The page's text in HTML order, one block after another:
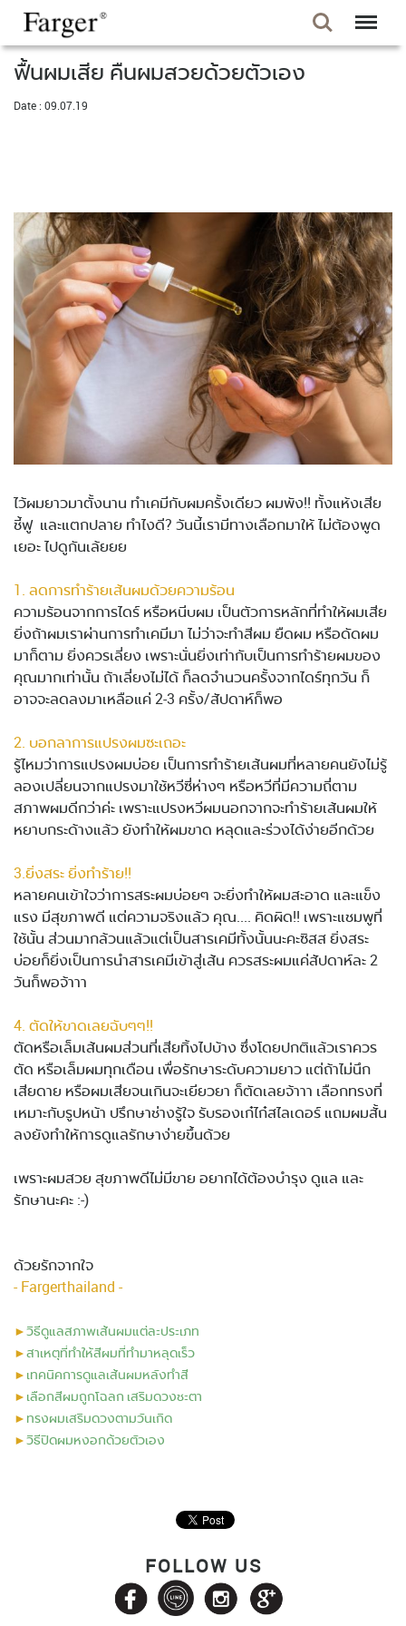
ฟื้นผมเสีย คืนผมสวยด้วยตัวเอง
Date : 09.07.19
ไว้ผมยาวมาตั้งนาน ทำเคมีกับผมครั้งเดียว ผมพัง!! ทั้งแห้งเสีย
ชี้ฟู และแตกปลาย ทำไงดี? วันนี้เรามีทางเลือกมาให้ ไม่ต้องพูด
เยอะ ไปดูกันเล้ยยย
1. ลดการทำร้ายเส้นผมด้วยความร้อน
ความร้อนจากการไดร์ หรือหนีบผม เป็นตัวการหลักที่ทำให้ผมเสีย
ยิ่งถ้าผมเราผ่านการทำเคมีมา ไม่ว่าจะทำสีผม ยืดผม หรือดัดผม
มาก็ตาม ยิ่งควรเลี่ยง เพราะนั่นยิ่งเท่ากับเป็นการทำร้ายผมของ
คุณมากเท่านั้น ถ้าเลี่ยงไม่ได้ ก็ลดจำนวนครั้งจากไดร์ทุกวัน ก็
อาจจะลดลงมาเหลือแค่ 2-3 ครั้ง/สัปดาห์ก็พอ
2. บอกลาการแปรงผมซะเถอะ
รู้ไหมว่าการแปรงผมบ่อย เป็นการทำร้ายเส้นผมที่หลายคนยังไม่รู้
ลองเปลี่ยนจากแปรงมาใช้หวีซี่ห่างๆ หรือหวีที่มีความถี่ตาม
สภาพผมดีกว่าค่ะ เพราะแปรงหวีผมนอกจากจะทำร้ายเส้นผมให้
หยาบกระด้างแล้ว ยังทำให้ผมขาด หลุดและร่วงได้ง่ายอีกด้วย
3.ยิ่งสระ ยิ่งทำร้าย!!
หลายคนเข้าใจว่าการสระผมบ่อยๆ จะยิ่งทำให้ผมสะอาด และแข็ง
แรง มีสุขภาพดี แต่ความจริงแล้ว คุณ.... คิดผิด!! เพราะแชมพูที่
ใช้นั้น ส่วนมากล้วนแล้วแต่เป็นสารเคมีทั้งนั้นนะคะซิสส ยิ่งสระ
บ่อยก็ยิ่งเป็นการนำสารเคมีเข้าสู่เส้น ควรสระผมแค่สัปดาห์ละ 2
วันก็พอจ้าาา
4. ตัดให้ขาดเลยฉับๆๆ!!
ตัดหรือเล็มเส้นผมส่วนที่เสียทิ้งไปบ้าง ซึ่งโดยปกติแล้วเราควร
ตัด หรือเล็มผมทุกเดือน เพื่อรักษาระดับความยาว แต่ถ้าไม่นึก
เสียดาย หรือผมเสียจนเกินจะเยียวยา ก็ตัดเลยจ้าาา เลือกทรงที่
เหมาะกับรูปหน้า ปรึกษาช่างรู้ใจ รับรองเก๋ไก๋สไลเดอร์ แถมผมสั้น
ลงยังทำให้การดูแลรักษาง่ายขึ้นด้วย
เพราะผมสวย สุขภาพดีไม่มีขาย อยากได้ต้องบำรุง ดูแล และ
รักษานะคะ :-)
ด้วยรักจากใจ
- Fargerthailand -
►วิธีดูแลสภาพเส้นผมแต่ละประเภท
►สาเหตุที่ทำให้สีผมที่ทำมาหลุดเร็ว
► เทคนิคการดูแลเส้นผมหลังทำสี
► เลือกสีผมถูกโฉลก เสริมดวงชะตา
► ทรงผมเสริมดวงตามวันเกิด
►วิธีปิดผมหงอกด้วยตัวเอง
FOLLOW US